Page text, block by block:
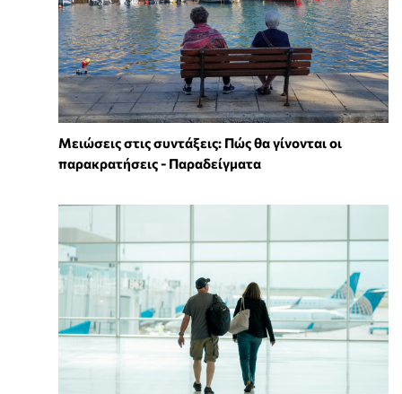
Μειώσεις στις συντάξεις: Πώς θα γίνονται οι
παρακρατήσεις - Παραδείγματα